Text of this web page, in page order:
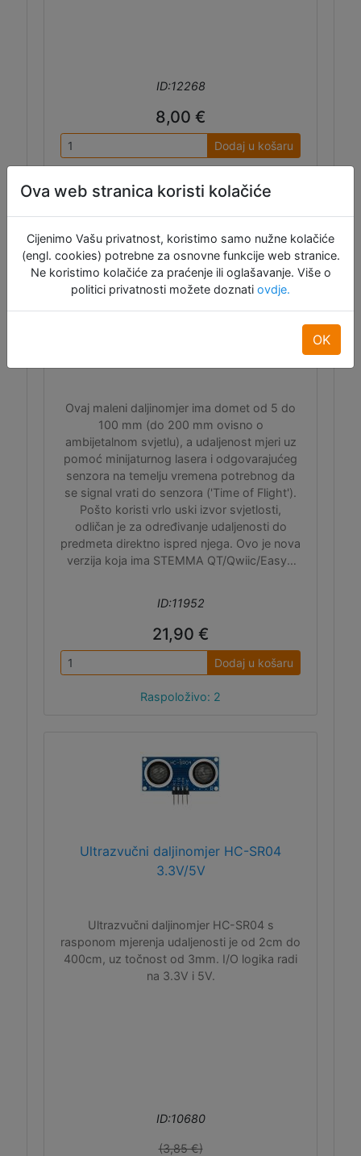
ID:12268
8,00 €
Dodaj u košaru
Ovaj maleni daljinomjer ima domet od 5 do
100 mm (do 200 mm ovisno o
ambijetalnom svjetlu), a udaljenost mjeri uz
pomoć minijaturnog lasera i odgovarajućeg
senzora na temelju vremena potrebnog da
se signal vrati do senzora ('Time of Flight').
Pošto koristi vrlo uski izvor svjetlosti,
odličan je za određivanje udaljenosti do
predmeta direktno ispred njega. Ovo je nova
verzija koja ima STEMMA QT/Qwiic/EasyC
ID:11952
21,90 €
Dodaj u košaru
Raspoloživo: 2
Ultrazvučni daljinomjer HC-SR04
3.3V/5V
Ultrazvučni daljinomjer HC-SR04 s
rasponom mjerenja udaljenosti je od 2cm do
400cm, uz točnost od 3mm. I/O logika radi
na 3.3V i 5V.
ID:10680
(3,85 €)
Ova web stranica koristi kolačiće
Cijenimo Vašu privatnost, koristimo samo nužne kolačiće
(engl. cookies) potrebne za osnovne funkcije web stranice.
Ne koristimo kolačiće za praćenje ili oglašavanje. Više o
politici privatnosti možete doznati ovdje.
OK